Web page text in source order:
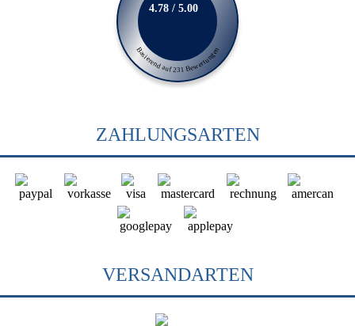
Basierend auf 231 Bewertungen
4.78 / 5.00
ZAHLUNGSARTEN
VERSANDARTEN